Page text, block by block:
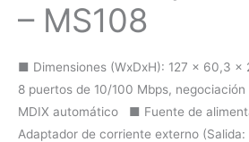
– MS108
■ Dimensiones (WxDxH): 127 x 60,3
8 puertos de 10/100 Mbps,
MDIX automático ■ Fuente de
Adaptador de corriente externo